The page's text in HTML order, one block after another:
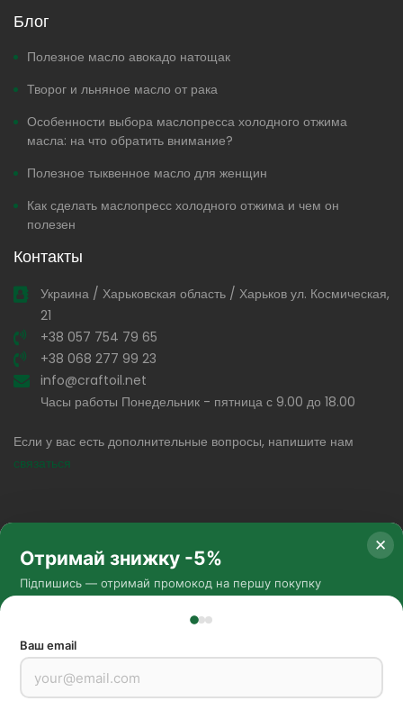
Блог
Полезное масло авокадо натощак
Творог и льняное масло от рака
Особенности выбора маслопресса холодного отжима
масла: на что обратить внимание?
Полезное тыквенное масло для женщин
Как сделать маслопресс холодного отжима и чем он
полезен
Контакты
Украина / Харьковская область / Харьков ул. Космическая,
21
+38 057 754 79 65
+38 068 277 99 23
info@craftoil.net
Часы работы Понедельник - пятница с 9.00 до 18.00
Если у вас есть дополнительные вопросы, напишите нам
связаться
Соц. сети
Методы оплаты
✕
Отримай знижку -5%
Підпишись — отримай промокод на першу покупку
Ваш email